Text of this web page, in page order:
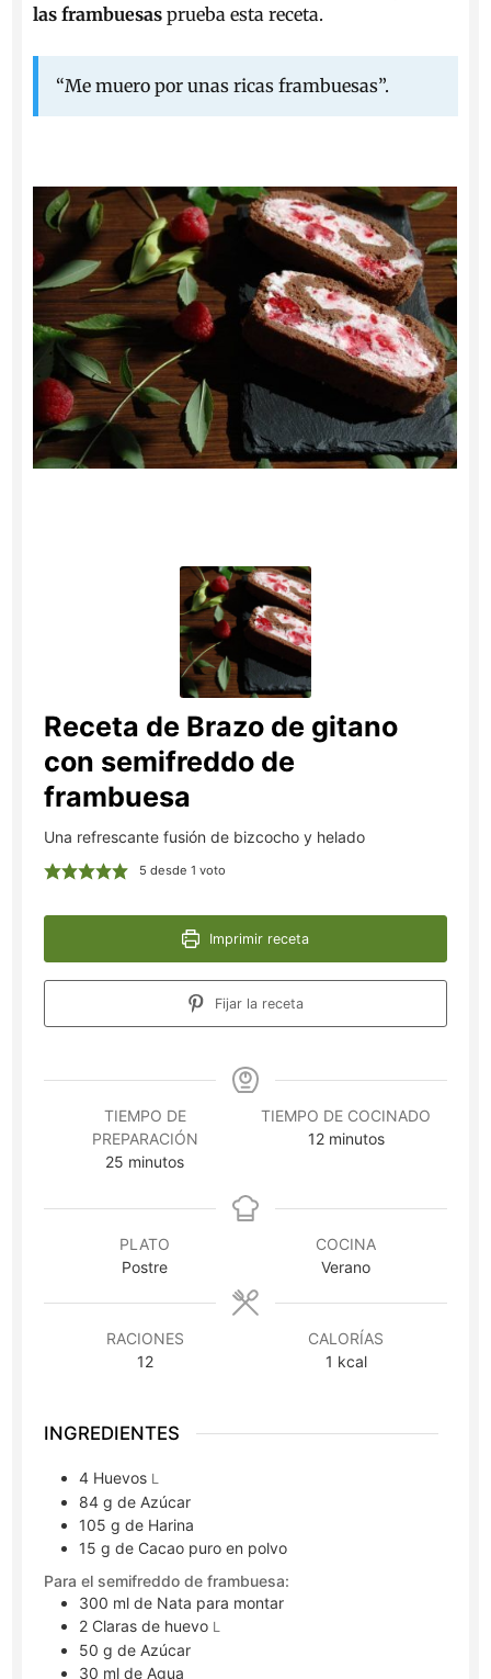
las frambuesas prueba esta receta.
“Me muero por unas ricas frambuesas”.
Receta de Brazo de gitano
con semifreddo de
frambuesa
Una refrescante fusión de bizcocho y helado
5 desde 1 voto
Imprimir receta
Fijar la receta
TIEMPO DE
PREPARACIÓN
25 minutos
minutos
TIEMPO DE COCINADO
12minutos
minutos
PLATO
Postre
COCINA
Verano
RACIONES
12
CALORÍAS
1 kcal
INGREDIENTES
4 Huevos L
84 g de Azúcar
105 g de Harina
15 g de Cacao puro en polvo
Para el semifreddo de frambuesa:
300 ml de Nata para montar
2 Claras de huevo L
50 g de Azúcar
30 ml de Agua